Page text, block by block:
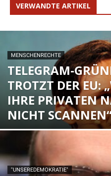
VERWANDTE ARTIKEL
MENSCHENRECHTE
TELEGRAM-
TROTZT DER EU:
IHRE PRIVATEN
NICHT
"UNSEREDEMOKRATIE"